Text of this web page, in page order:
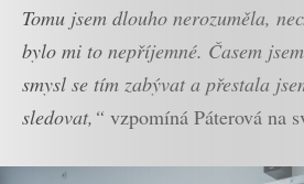
Tomu jsem dlouho nerozuměla,
bylo mi to nepříjemné. Časem
smysl se tím zabývat a přestala
sledovat,“ vzpomíná Páterová na